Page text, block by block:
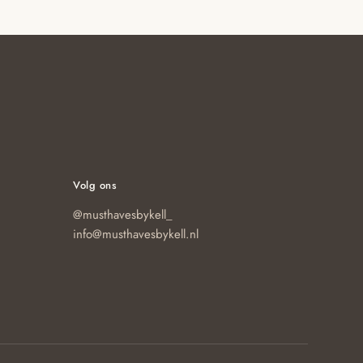
Volg ons
@musthavesbykell_
info@musthavesbykell.nl